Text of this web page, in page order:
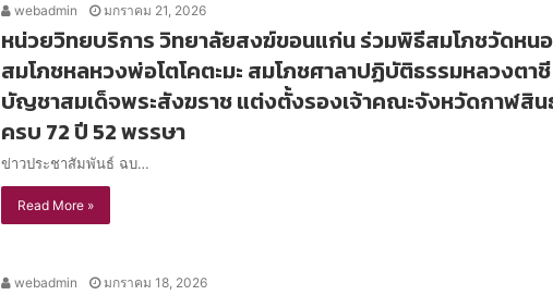
webadmin มกราคม 21, 2026
หน่วยวิทยบริการ วิทยาลัยสงฆ์ขอนแก่น ร่วมพิธีสมโภชวัดหน
สมโภชหลหวงพ่อโตโคตะมะ สมโภชศาลาปฏิบัติธรรมหลวงตา
บัญชาสมเด็จพระสังฆราช แต่งตั้งรองเจ้าคณะจังหวัดกาฬสิ
ครบ 72 ปี 52 พรรษา
ข่าวประชาสัมพันธ์ ฉบ…
Read More »
webadmin มกราคม 18, 2026